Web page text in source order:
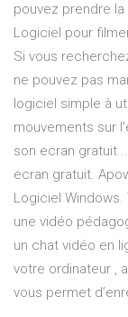
pouvez prendre
Logiciel pour
Si vous
ne pouvez pas
logiciel simple à
mouvements sur
son ecran gratuit
ecran gratuit.
Logiciel
une vidéo
un chat vidéo en
votre ordinateur ,
vous permet